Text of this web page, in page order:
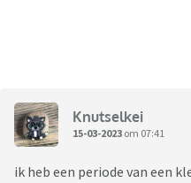
Knutselkei
15-03-2023 om 07:41
ik heb een periode van een